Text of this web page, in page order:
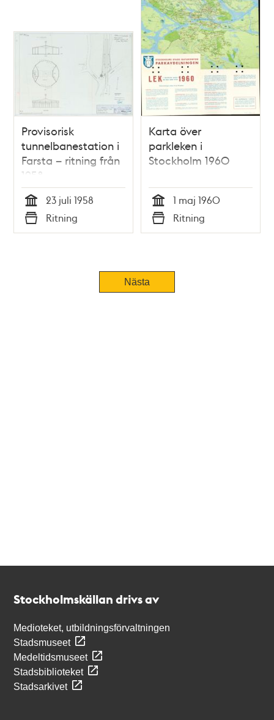
Provisorisk
tunnelbanestation i
Farsta – ritning från
1958
Tid
23 juli 1958
Typ
Ritning
Karta över
parkleken i
Stockholm 1960
Tid
1 maj 1960
Typ
Ritning
Nästa
Stockholmskällan drivs av
Medioteket, utbildningsförvaltningen
Stadsmuseet
Medeltidsmuseet
Stadsbiblioteket
Stadsarkivet